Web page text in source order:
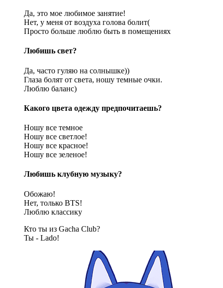
Да, это мое любимое занятие!
Нет, у меня от воздуха голова болит(
Просто больше люблю быть в помещениях
Любишь свет?
Да, часто гуляю на солнышке))
Глаза болят от света, ношу темные очки.
Люблю баланс)
Какого цвета одежду предпочитаешь?
Ношу все темное
Ношу все светлое!
Ношу все красное!
Ношу все зеленое!
Любишь клубную музыку?
Обожаю!
Нет, только BTS!
Люблю классику
Кто ты из Gacha Club?
Ты - Lado!